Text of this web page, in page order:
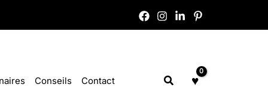
Conseils Contact Rechercher